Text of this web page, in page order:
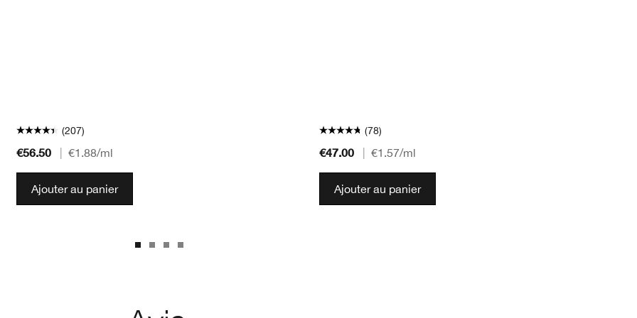
(207)
€56.50 €1.88/ml
Ajouter au panier
(78)
€47.00 €1.57/ml
Ajouter au panier